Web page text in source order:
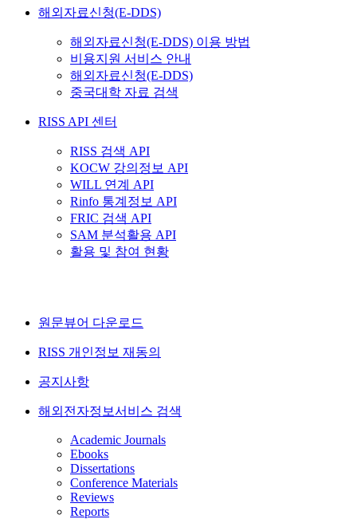
해외자료신청(E-DDS)
해외자료신청(E-DDS) 이용 방법
비용지원 서비스 안내
해외자료신청(E-DDS)
중국대학 자료 검색
RISS API 센터
RISS 검색 API
KOCW 강의정보 API
WILL 연계 API
Rinfo 통계정보 API
FRIC 검색 API
SAM 분석활용 API
활용 및 참여 현황
원문뷰어 다운로드
RISS 개인정보 재동의
공지사항
해외전자정보서비스 검색
Academic Journals
Ebooks
Dissertations
Conference Materials
Reviews
Reports